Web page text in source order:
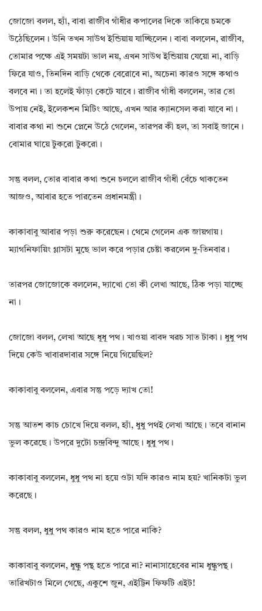
জোজো বলল, হ্যাঁ, বাবা রাজীব গাঁধীর কপালের দিকে তাকিয়ে চমকে
উঠেছিলেন। উনি তখন সাউথ ইন্ডিয়ায় যাচ্ছিলেন। বাবা বললেন, রাজীব,
তোমার পক্ষে এই সময়টা ভাল নয়, এখন সাউথ ইন্ডিয়ায় যেয়ো না, বাড়ি
ফিরে যাও, তিনদিন বাড়ি থেকে বেরোবে না, অচেনা কারও সঙ্গে কথাও
বলবে না। তা হলেই ফাঁড়া কেটে যাবে। রাজীব গাঁধী বললেন, তার তো
উপায় নেই, ইলেকশন মিটিং আছে, এখন আর ক্যানসেল করা যাবে না।
বাবার কথা না শুনে প্লেনে উঠে গেলেন, তারপর কী হল, তা সবাই জানে।
বোমার ঘায়ে টুকরো টুকরো।
সন্তু বলল, তোর বাবার কথা শুনে চললে রাজীব গাঁধী বেঁচে থাকতেন
আজও, আবার হতে পারতেন প্রধানমন্ত্রী।
কাকাবাবু আবার পড়া শুরু করেছেন। থেমে গেলেন এক জায়গায়।
ম্যাগনিফায়িং গ্লাসটা মুছে ভাল করে পড়ার চেষ্টা করলেন দু-তিনবার।
তারপর জোজোকে বললেন, দ্যাখো তো কী লেখা আছে, ঠিক পড়া যাচ্ছে
না।
জোজো বলল, লেখা আছে ধূধূ পথ। খাওয়া বাবদ খরচ সাত টাকা। ধুধু পথ
দিয়ে কেউ খাবারদাবার সঙ্গে নিয়ে গিয়েছিল?
কাকাবাবু বললেন, এবার সন্তু পড়ে দ্যাখ তো!
সন্তু আতশ কাচ চোখে দিয়ে বলল, হ্যাঁ, ধুধু পথই লেখা আছে। তবে বানান
ভুল করেছে। উপরে দুটো চন্দ্রবিন্দু আছে। ধুধু পথ।
কাকাবাবু বললেন, ধুধু পথ না হয়ে ওটা যদি কারও নাম হয়? খানিকটা ভুল
করেছে।
সন্তু বলল, ধুধু পথ কারও নাম হতে পারে নাকি?
কাকাবাবু বললেন, ধুন্ধু পন্থ হতে পারে না? নানাসাহেবের নাম ধুন্ধুপন্থ।
তারিখটাও মিলে গেছে, একুশে জুন, এইট্টিন ফিফটি এইট!